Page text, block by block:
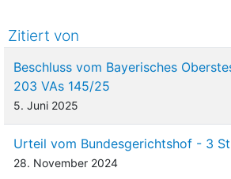
Zitiert von
Beschluss vom Bayerisches
203 VAs 145/25
5. Juni 2025
Urteil vom Bundesgerichtshof - 3
28. November 2024